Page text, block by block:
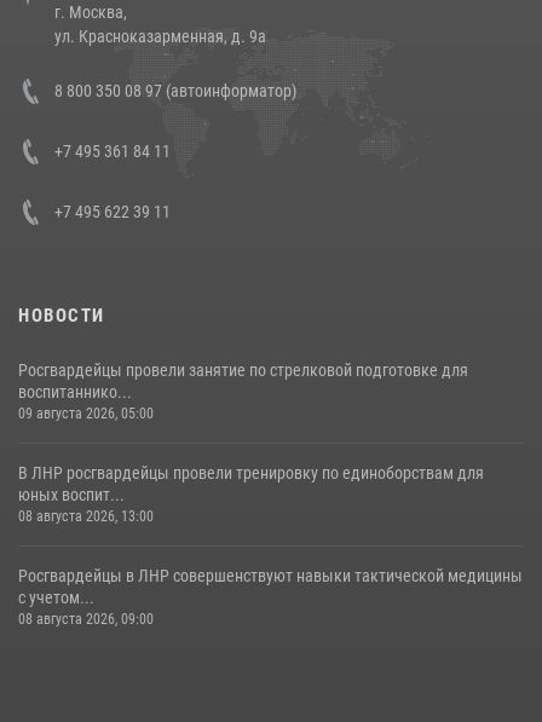
14 июля 2026, 12:20
Состоялась рабочая встреча директора Росгвардии Героя России
генерала армии Виктора Золотова с заместителем полномочного
представителя Президента Российской Федерации в Северо-
Кавказском федеральном округе Виталием Кузнецовым
г. Москва,
ул. Красноказарменная, д. 9а
8 800 350 08 97 (автоинформатор)
+7 495 361 84 11
+7 495 622 39 11
НОВОСТИ
Росгвардейцы провели занятие по стрелковой подготовке для
воспитаннико...
09 августа 2026, 05:00
В ЛНР росгвардейцы провели тренировку по единоборствам для
юных воспит...
08 августа 2026, 13:00
Росгвардейцы в ЛНР совершенствуют навыки тактической медицины
с учетом...
08 августа 2026, 09:00